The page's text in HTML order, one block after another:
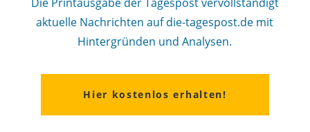
aktuelle Nachrichten auf die-tagespost.de mit
Hintergründen und Analysen.
Hier kostenlos erhalten!